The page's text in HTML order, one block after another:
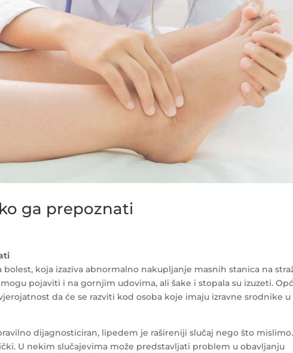
ga prepoznati
koja izaziva abnormalno nakupljanje masnih stanica na
pojaviti i na gornjim udovima, ali šake i stopala su izuzeti.
da će se razviti kod osoba koje imaju izravne srodnike
dijagnosticiran, lipedem je rašireniji slučaj nego što mislimo.
U nekim slučajevima može predstavljati problem u obavljanju